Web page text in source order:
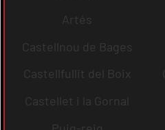
Artés
Castellnou de Bages
Castellfullit del Boix
Castellet i la Gornal